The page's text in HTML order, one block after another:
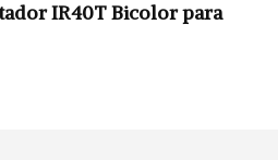
IR40T Bicolor para